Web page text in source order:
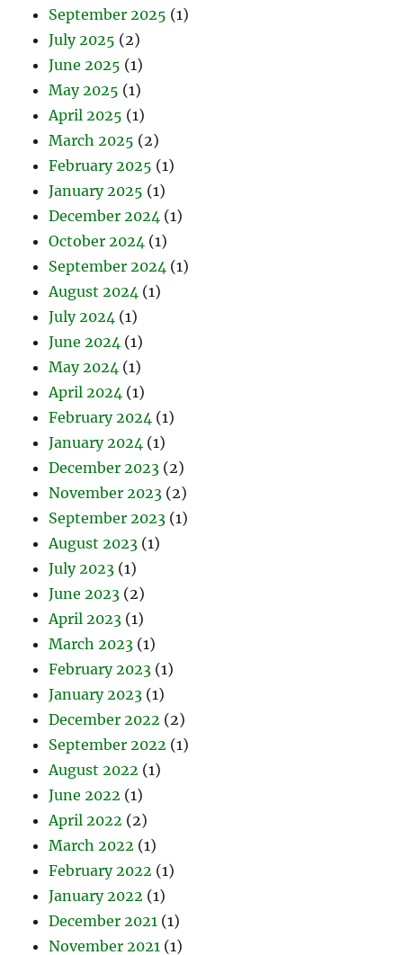
September 2025 (1)
July 2025 (2)
June 2025 (1)
May 2025 (1)
April 2025 (1)
March 2025 (2)
February 2025 (1)
January 2025 (1)
December 2024 (1)
October 2024 (1)
September 2024 (1)
August 2024 (1)
July 2024 (1)
June 2024 (1)
May 2024 (1)
April 2024 (1)
February 2024 (1)
January 2024 (1)
December 2023 (2)
November 2023 (2)
September 2023 (1)
August 2023 (1)
July 2023 (1)
June 2023 (2)
April 2023 (1)
March 2023 (1)
February 2023 (1)
January 2023 (1)
December 2022 (2)
September 2022 (1)
August 2022 (1)
June 2022 (1)
April 2022 (2)
March 2022 (1)
February 2022 (1)
January 2022 (1)
December 2021 (1)
November 2021 (1)